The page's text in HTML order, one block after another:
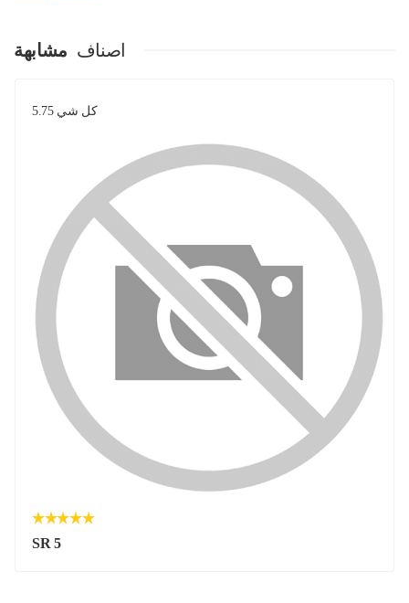
اصناف مشابهة
كل شي 5.75
SR 5